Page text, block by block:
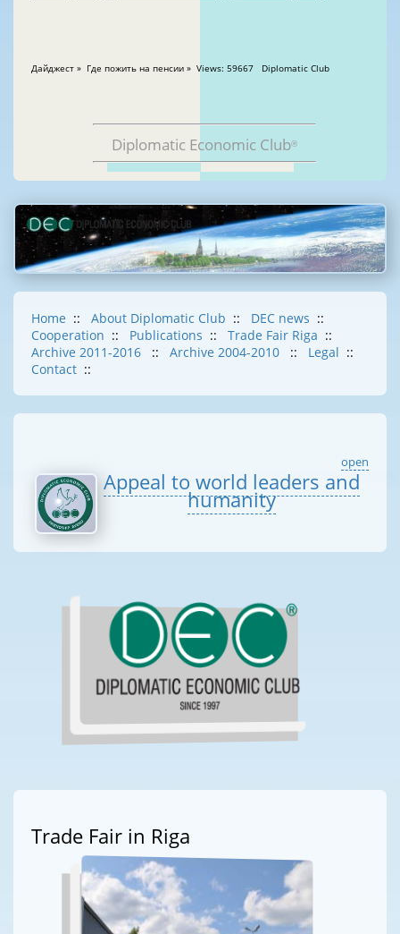
Дайджест » Где пожить на пенсии » Views: 59667 Diplomatic Club
Diplomatic Economic Club®
Home :: About Diplomatic Club :: DEC news ::
Cooperation :: Publications :: Trade Fair Riga ::
Archive 2011-2016
:: Archive 2004-2010 :: Legal ::
Contact ::
open
Appeal to world leaders and
humanity
Trade Fair in Riga